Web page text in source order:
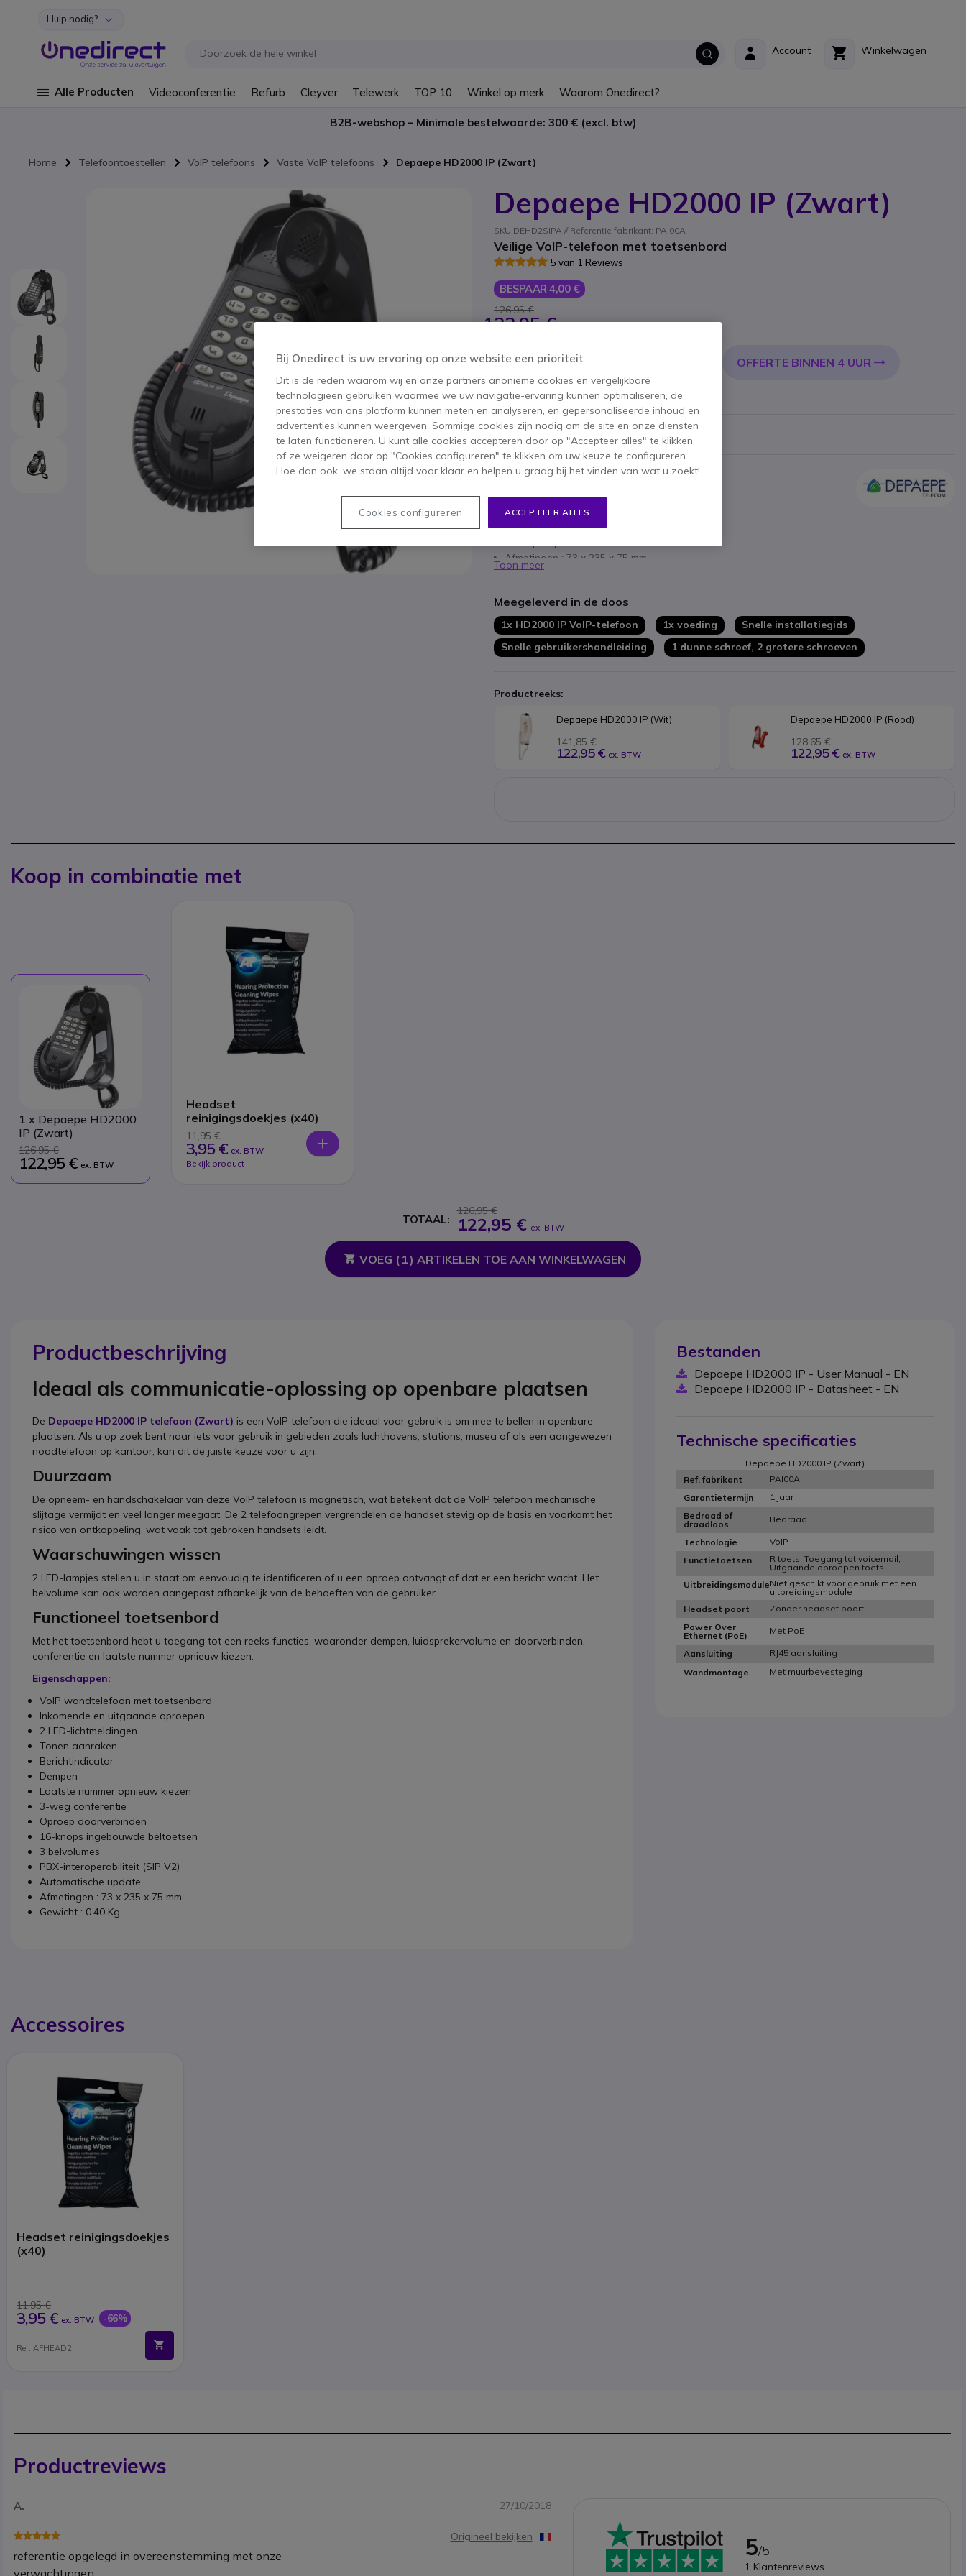
Ga naar de inhoud
Hulp nodig?
Winkelwagen
Account
Alle Producten Videoconferentie Refurb Cleyver Telewerk TOP 10 Winkel op merk Waarom Onedirect?
B2B-webshop – Minimale bestelwaarde: 300 € (excl. btw)
Home Telefoontoestellen VoIP telefoons Vaste VoIP telefoons Depaepe HD2000 IP (Zwart)
Depaepe HD2000 IP (Zwart)
SKU DEHD2SIPA // Referentie fabrikant: PAI00A
Veilige VoIP-telefoon met toetsenbord
5 van 1 Reviews
BESPAAR 4,00 €
126,95 €
122,95 € ex. BTW
Aantal
OFFERTE BINNEN 4 UUR
Niet op voorraad
1 jaar Fabrieksgarantie
Belangrijkste kenmerken
Power over Ethernet
Compatibel met IPBX SIP
Model met toetsenbord
Afmetingen : 73 x 235 x 75 mm
Gewicht : 0.40 Kg
Toon meer
Meegeleverd in de doos
1x HD2000 IP VoIP-telefoon 1x voeding
Snelle installatiegids
Snelle gebruikershandleiding
1 dunne schroef, 2 grotere schroeven
Productreeks:
Depaepe HD2000 IP (Wit)
141,85 €
122,95 € ex. BTW
Depaepe HD2000 IP (Rood)
128,65 €
122,95 € ex. BTW
Koop in combinatie met
1 x Depaepe HD2000
IP (Zwart)
126,95 €
122,95 € ex. BTW
Headset
reinigingsdoekjes (x40)
11,95 €
3,95 € ex. BTW
Bekijk product
TOTAAL:
126,95 €
122,95 € ex. BTW
VOEG ( 1) ARTIKELEN TOE AAN WINKELWAGEN
Productbeschrijving
Ideaal als communicatie-oplossing op openbare plaatsen
De Depaepe HD2000 IP telefoon (Zwart) is een VoIP telefoon die ideaal voor gebruik is om mee te bellen in openbare
plaatsen. Als u op zoek bent naar iets voor gebruik in gebieden zoals luchthavens, stations, musea of als een aangewezen
noodtelefoon op kantoor, kan dit de juiste keuze voor u zijn.
Duurzaam
De opneem- en handschakelaar van deze VoIP telefoon is magnetisch, wat betekent dat de VoIP telefoon mechanische
slijtage vermijdt en veel langer meegaat. De 2 telefoongrepen vergrendelen de handset stevig op de basis en voorkomt het
risico van ontkoppeling, wat vaak tot gebroken handsets leidt.
Waarschuwingen wissen
2 LED-lampjes stellen u in staat om eenvoudig te identificeren of u een oproep ontvangt of dat er een bericht wacht. Het
belvolume kan ook worden aangepast afhankelijk van de behoeften van de gebruiker.
Functioneel toetsenbord
Met het toetsenbord hebt u toegang tot een reeks functies, waaronder dempen, luidsprekervolume en doorverbinden.
conferentie en laatste nummer opnieuw kiezen.
Eigenschappen:
VoIP wandtelefoon met toetsenbord
Inkomende en uitgaande oproepen
2 LED-lichtmeldingen
Tonen aanraken
Berichtindicator
Dempen
Laatste nummer opnieuw kiezen
3-weg conferentie
Oproep doorverbinden
16-knops ingebouwde beltoetsen
3 belvolumes
PBX-interoperabiliteit (SIP V2)
Automatische update
Afmetingen : 73 x 235 x 75 mm
Gewicht : 0.40 Kg
Bestanden
Depaepe HD2000 IP - User Manual - EN
Depaepe HD2000 IP - Datasheet - EN
Technische specificaties
Depaepe HD2000 IP (Zwart)
Ref. fabrikant
PAI00A
Garantietermijn
1 jaar
Bedraad of
draadloos
Bedraad
Technologie
VoIP
Functietoetsen
R toets, Toegang tot voicemail,
Uitgaande oproepen toets
UitbreidingsmoduleNiet geschikt voor gebruik met een
uitbreidingsmodule
Headset poort
Zonder headset poort
Power Over
Ethernet (PoE)
Met PoE
Aansluiting
RJ45 aansluiting
Wandmontage
Met muurbevesteging
Accessoires
Headset reinigingsdoekjes
(x40)
11,95 €
3,95 € ex. BTW -66%
Ref: AFHEAD2
Productreviews
A. 27/10/2018
referentie opgelegd in overeenstemming met onze
Origineel bekijken 5/5
1 Klantenreviews
Bij Onedirect is uw ervaring op onze website een prioriteit
Dit is de reden waarom wij en onze partners anonieme cookies en vergelijkbare
technologieën gebruiken waarmee we uw navigatie-ervaring kunnen optimaliseren, de
prestaties van ons platform kunnen meten en analyseren, en gepersonaliseerde inhoud en
advertenties kunnen weergeven. Sommige cookies zijn nodig om de site en onze diensten
te laten functioneren. U kunt alle cookies accepteren door op "Accepteer alles" te klikken
of ze weigeren door op "Cookies configureren" te klikken om uw keuze te configureren.
Hoe dan ook, we staan altijd voor klaar en helpen u graag bij het vinden van wat u zoekt!
ACCEPTEER ALLES
Cookies configureren